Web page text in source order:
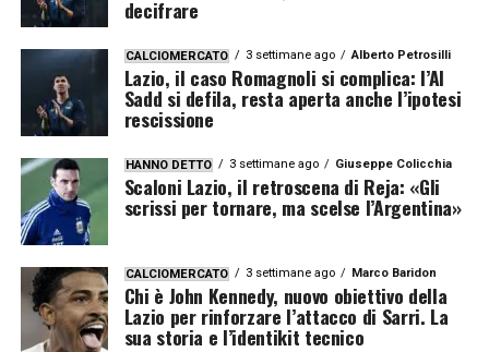
decifrare
CALCIOMERCATO 3 settimane ago Alberto Petrosilli
Lazio, il caso Romagnoli si complica: l’Al
Sadd si defila, resta aperta anche l’ipotesi
rescissione
HANNO DETTO 3 settimane ago Giuseppe Colicchia
Scaloni Lazio, il retroscena di Reja: «Gli
scrissi per tornare, ma scelse l’Argentina»
CALCIOMERCATO 3 settimane ago Marco Baridon
Chi è John Kennedy, nuovo obiettivo della
Lazio per rinforzare l’attacco di Sarri. La
sua storia e l’identikit tecnico